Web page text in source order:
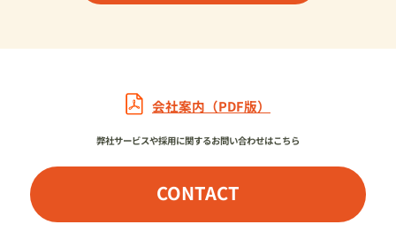
品は廃棄率が少なく、フードロスの削減にも貢献しま
品ロス削減の日）」も一つのきっかけとして、フード
会社案内（PDF版）
弊社サービスや採用に関するお問い合わせはこちら
CONTACT